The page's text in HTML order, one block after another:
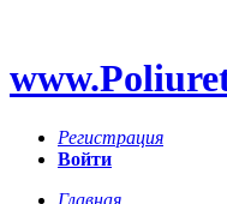
Регистрация
Войти
Главная